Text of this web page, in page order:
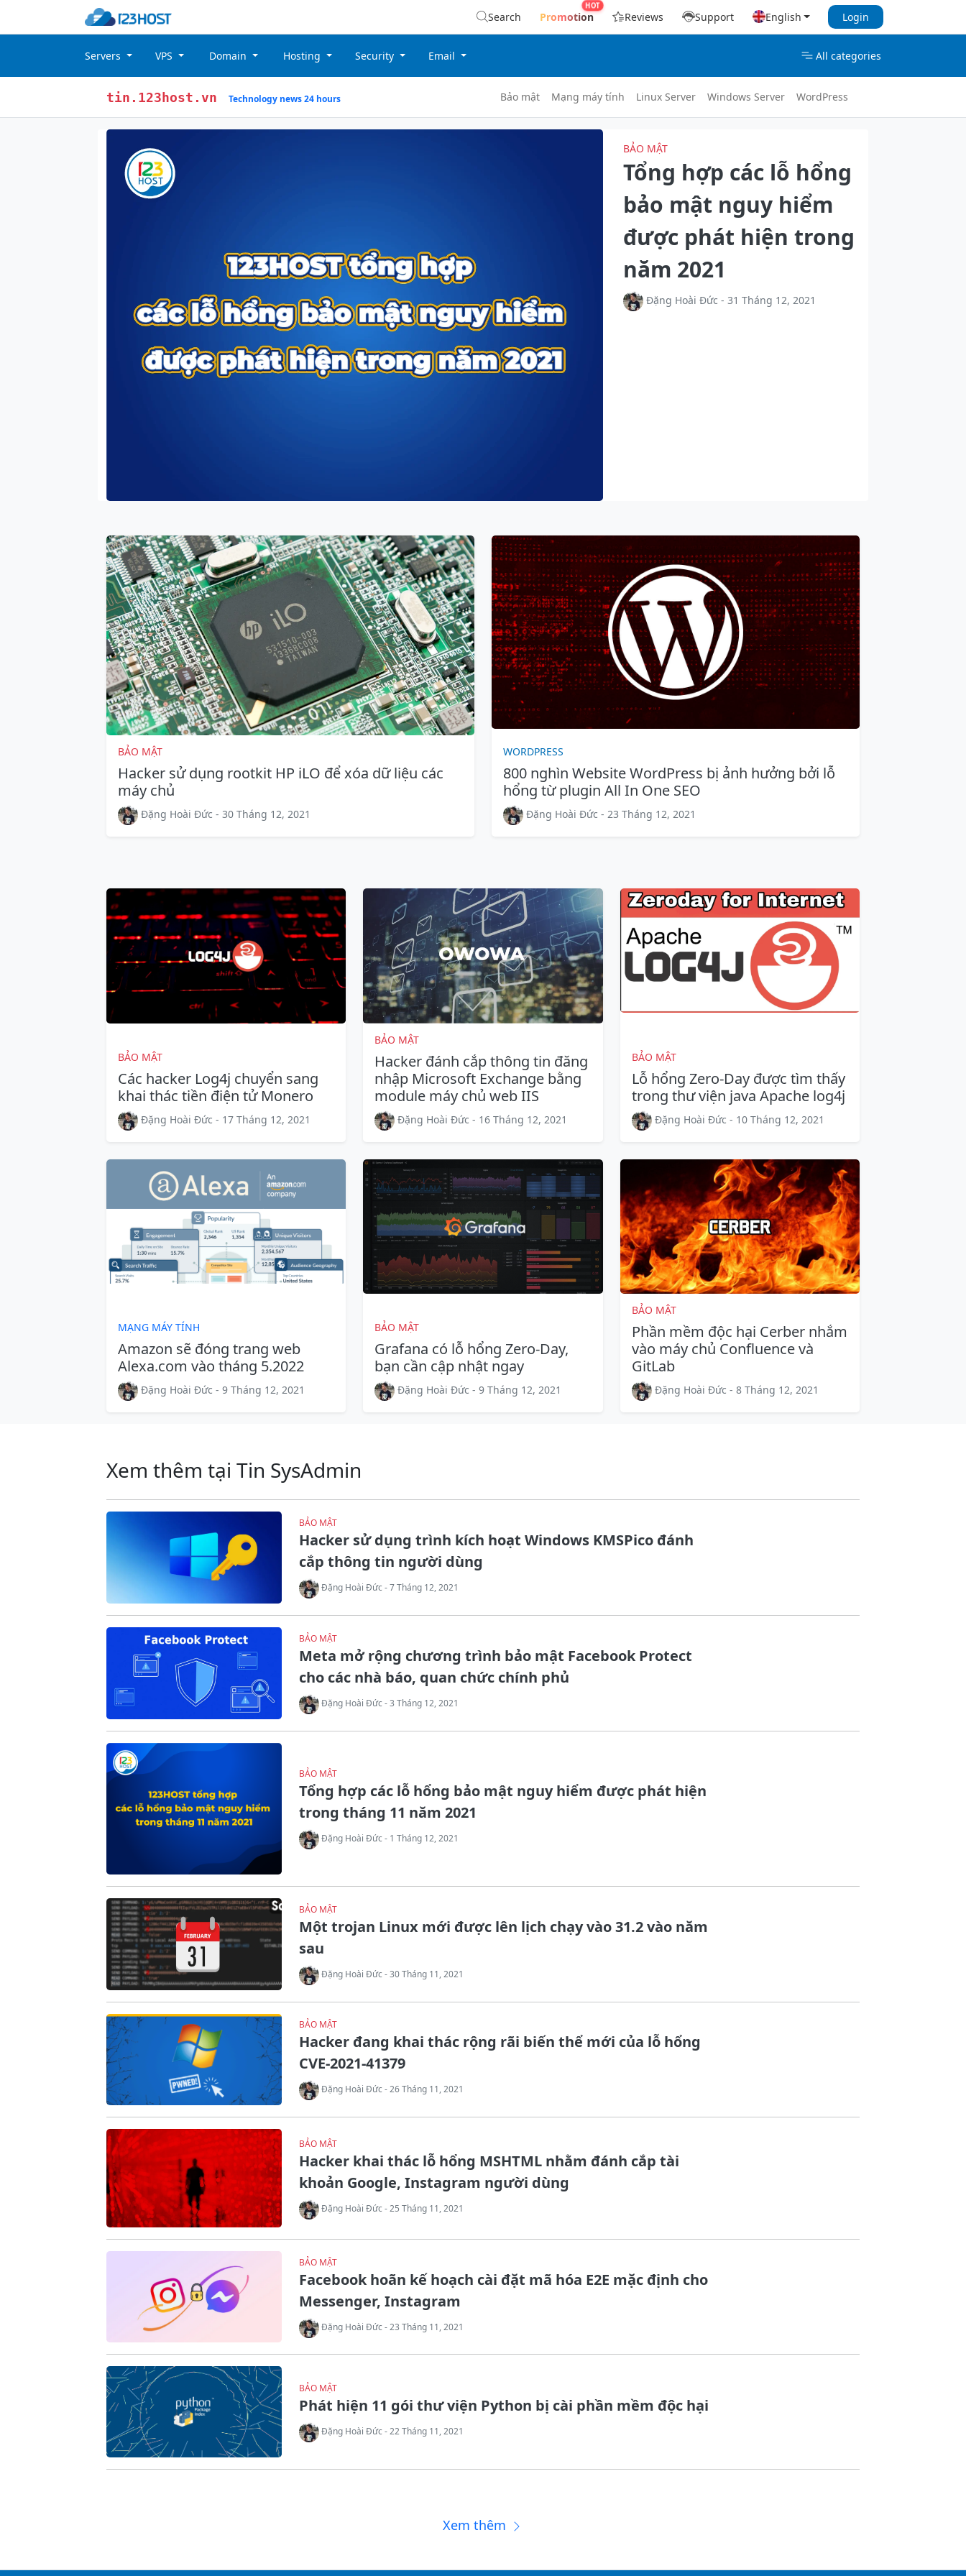
Search Promotion Reviews Support English Login
Servers VPS Domain Hosting Security Email All categories
tin.123host.vn Technology news 24 hours Bảo mật Mạng máy tính Linux Server Windows Server WordPress
BẢO MẬT
Tổng hợp các lỗ hổng
bảo mật nguy hiểm
được phát hiện trong
năm 2021
Đặng Hoài Đức - 31 Tháng 12, 2021
BẢO MẬT
Hacker sử dụng rootkit HP iLO để xóa dữ liệu các
máy chủ
Đặng Hoài Đức - 30 Tháng 12, 2021
WORDPRESS
800 nghìn Website WordPress bị ảnh hưởng bởi lỗ
hổng từ plugin All In One SEO
Đặng Hoài Đức - 23 Tháng 12, 2021
BẢO MẬT
Các hacker Log4j chuyển sang
khai thác tiền điện tử Monero
Đặng Hoài Đức - 17 Tháng 12, 2021
BẢO MẬT
Hacker đánh cắp thông tin đăng
nhập Microsoft Exchange bằng
module máy chủ web IIS
Đặng Hoài Đức - 16 Tháng 12, 2021
BẢO MẬT
Lỗ hổng Zero-Day được tìm thấy
trong thư viện java Apache log4j
Đặng Hoài Đức - 10 Tháng 12, 2021
MẠNG MÁY TÍNH
Amazon sẽ đóng trang web
Alexa.com vào tháng 5.2022
Đặng Hoài Đức - 9 Tháng 12, 2021
BẢO MẬT
Grafana có lỗ hổng Zero-Day,
bạn cần cập nhật ngay
Đặng Hoài Đức - 9 Tháng 12, 2021
BẢO MẬT
Phần mềm độc hại Cerber nhắm
vào máy chủ Confluence và
GitLab
Đặng Hoài Đức - 8 Tháng 12, 2021
Xem thêm tại Tin SysAdmin
BẢO MẬT
Hacker sử dụng trình kích hoạt Windows KMSPico đánh
cắp thông tin người dùng
Đặng Hoài Đức - 7 Tháng 12, 2021
BẢO MẬT
Meta mở rộng chương trình bảo mật Facebook Protect
cho các nhà báo, quan chức chính phủ
Đặng Hoài Đức - 3 Tháng 12, 2021
BẢO MẬT
Tổng hợp các lỗ hổng bảo mật nguy hiểm được phát hiện
trong tháng 11 năm 2021
Đặng Hoài Đức - 1 Tháng 12, 2021
BẢO MẬT
Một trojan Linux mới được lên lịch chạy vào 31.2 vào năm
sau
Đặng Hoài Đức - 30 Tháng 11, 2021
BẢO MẬT
Hacker đang khai thác rộng rãi biến thể mới của lỗ hổng
CVE-2021-41379
Đặng Hoài Đức - 26 Tháng 11, 2021
BẢO MẬT
Hacker khai thác lỗ hổng MSHTML nhằm đánh cắp tài
khoản Google, Instagram người dùng
Đặng Hoài Đức - 25 Tháng 11, 2021
BẢO MẬT
Facebook hoãn kế hoạch cài đặt mã hóa E2E mặc định cho
Messenger, Instagram
Đặng Hoài Đức - 23 Tháng 11, 2021
BẢO MẬT
Phát hiện 11 gói thư viện Python bị cài phần mềm độc hại
Đặng Hoài Đức - 22 Tháng 11, 2021
Xem thêm